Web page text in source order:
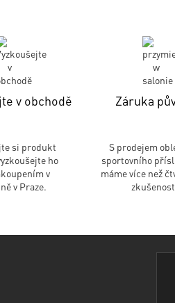
v obchodě
si produkt
ho
v
v Praze.
Záruka
S prodejem
sportovního
máme více než